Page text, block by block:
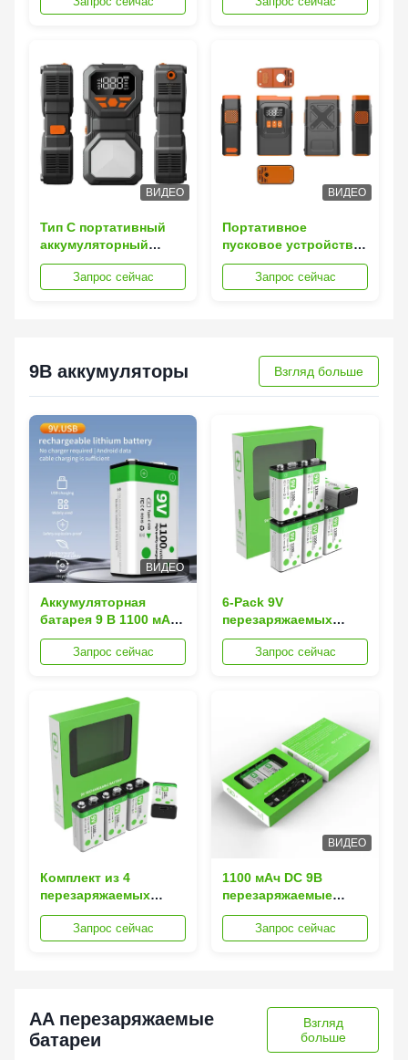
портативный стартер
аккумулятор литий-
ВИДЕО
Тип C портативный
аккумуляторный
стартер 5В 2.4А с
интегрированным
Запрос сейчас
ВИДЕО
Портативное
пусковое устройство
для автомобиля
1200A с пиковым
воздушным
компрессором
Запрос сейчас
9В аккумуляторы Взгляд больше
ВИДЕО
Аккумуляторная
батарея 9 В 1100 мАч
с зарядкой USB-C и
сроком службы 800
Запрос сейчас
6-Pack 9V
перезаряжаемых
литиевых батарей
емкостью 1100 мАч,
Запрос сейчас
Комплект из 4
перезаряжаемых
батареек 9V,
литиевых, емкостью
Запрос сейчас
ВИДЕО
1100 мАч DC 9В
перезаряжаемые
литий-ионные
аккумуляторы
Запрос сейчас
AA перезаряжаемые
батареи
Взгляд
больше